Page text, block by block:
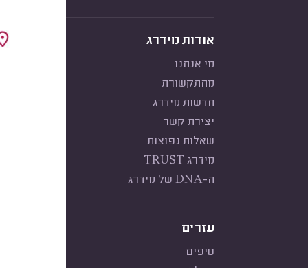
אודות מידרג
מי אנחנו
מהתקשורת
חדשות מידרג
יצירת קשר
שאלות נפוצות
מידרג TRUST
ה-DNA של מידרג
עזרים
טיפים